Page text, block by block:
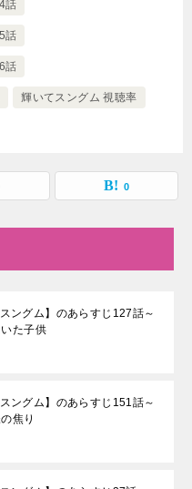
話
話
話
輝いてスングム 視聴率
0
ングム】のあらすじ127話～
た子供
ングム】のあらすじ151話～
焦り